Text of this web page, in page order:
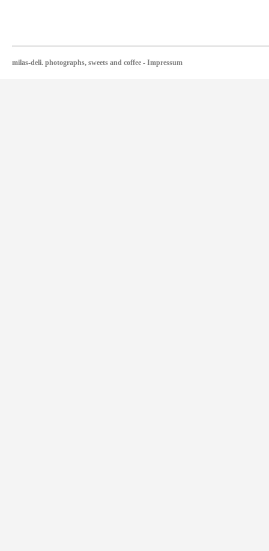
milas-deli. photographs, sweets and coffee - Impressum